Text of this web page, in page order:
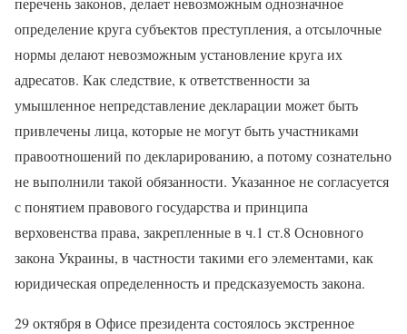
определение круга субъектов преступления, а отсылочные
нормы делают невозможным установление круга их
адресатов. Как следствие, к ответственности за
умышленное непредставление декларации может быть
привлечены лица, которые не могут быть участниками
правоотношений по декларированию, а потому сознательно
не выполнили такой обязанности. Указанное не согласуется
с понятием правового государства и принципа
верховенства права, закрепленные в ч.1 ст.8 Основного
закона Украины, в частности такими его элементами, как
юридическая определенность и предсказуемость закона.
29 октября в Офисе президента состоялось экстренное